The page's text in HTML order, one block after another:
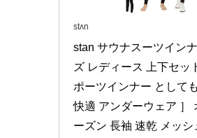
stʌn
stan サウナスーツイン
ズ レディース 上下セッ
ポーツインナー として
快適 アンダーウェア ］
ーズン 長袖 速乾 メッシ